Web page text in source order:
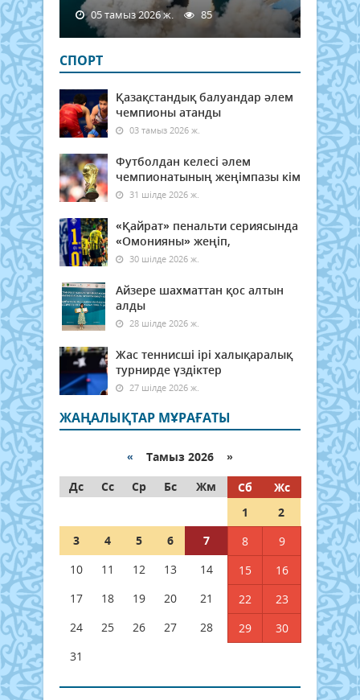
05 тамыз 2026 ж. 85
СПОРТ
Қазақстандық балуандар әлем
чемпионы атанды
03 тамыз 2026 ж.
Футболдан келесі әлем
чемпионатының жеңімпазы кім
31 шілде 2026 ж.
«Қайрат» пенальти сериясында
«Омонияны» жеңіп,
30 шілде 2026 ж.
Айзере шахматтан қос алтын
алды
28 шілде 2026 ж.
Жас теннисші ірі халықаралық
турнирде үздіктер
27 шілде 2026 ж.
ЖАҢАЛЫҚТАР МҰРАҒАТЫ
« Тамыз 2026 »
Дс
Сс Ср Бс Жм Сб
Жс
1
2
3
4 5 6 7 8
9
10
11 12 13 14 15
16
17
18 19 20 21 22
23
24
25 26 27 28 29
30
31